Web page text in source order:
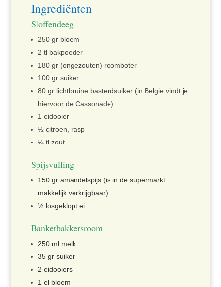
Ingrediënten
Sloffendeeg
250 gr bloem
2 tl bakpoeder
180 gr (ongezouten) roomboter
100 gr suiker
80 gr lichtbruine basterdsuiker (in Belgie vindt je
hiervoor de Cassonade)
1 eidooier
½ citroen, rasp
¼ tl zout
Spijsvulling
150 gr amandelspijs (is in de supermarkt
makkelijk verkrijgbaar)
½ losgeklopt ei
Banketbakkersroom
250 ml melk
35 gr suiker
2 eidooiers
1 el bloem